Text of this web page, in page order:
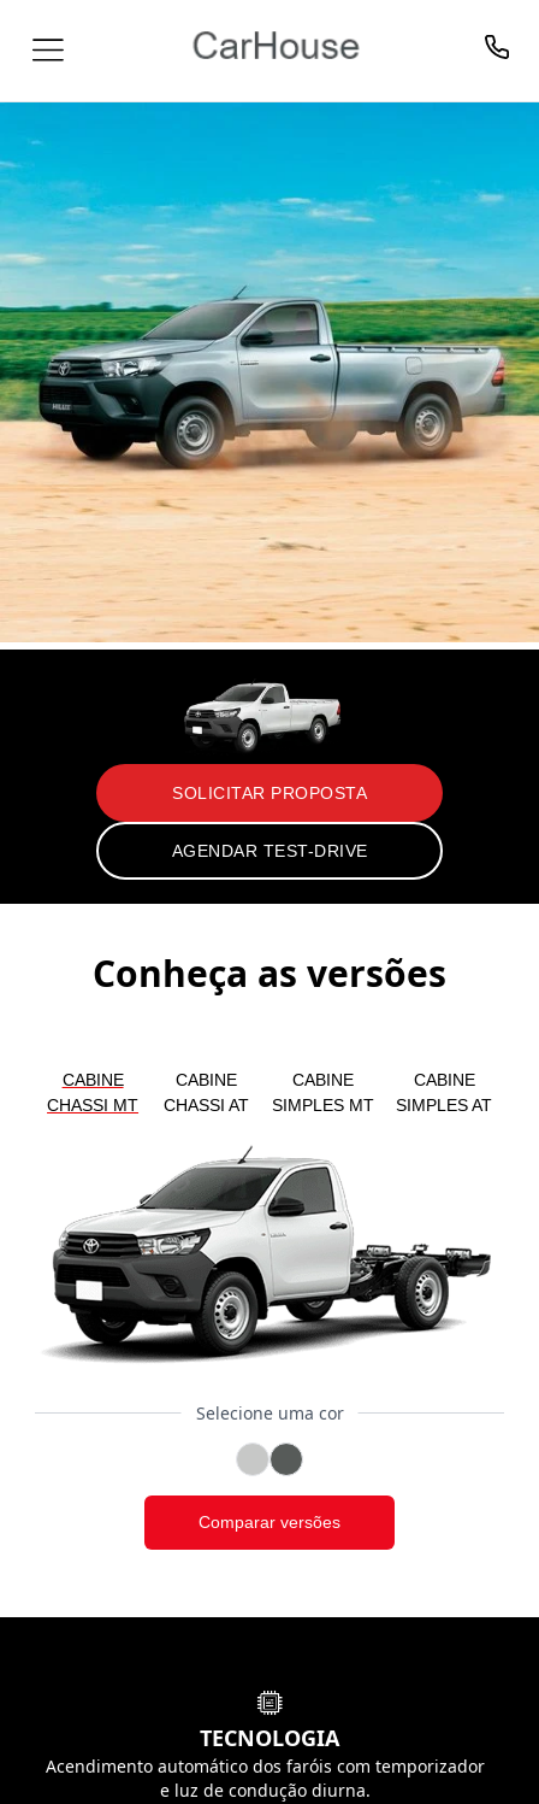
SOLICITAR PROPOSTA
AGENDAR TEST-DRIVE
Conheça as versões
CABINE
CHASSI MT
CABINE
CHASSI AT
CABINE
SIMPLES MT
CABINE
SIMPLES AT
Selecione uma cor
Comparar versões
TECNOLOGIA
Acendimento automático dos faróis com temporizador
e luz de condução diurna.